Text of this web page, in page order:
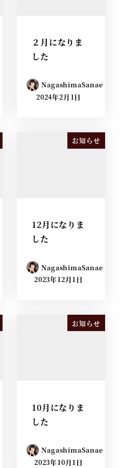
２月になりま
した
NagashimaSanae
2024年2月1日
お知らせ
12月になりま
した
NagashimaSanae
2023年12月1日
お知らせ
10月になりま
した
NagashimaSanae
2023年10月1日